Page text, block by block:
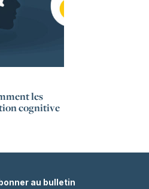
les
cognitive
au bulletin